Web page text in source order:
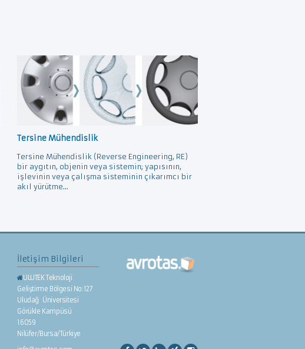
Tersine Mühendislik
Tersine Mühendislik (Reverse Engineering, RE)
bir aygıtın, objenin veya sistemin; yapısının,
işlevinin veya çalışma sisteminin çıkarımcı bir
akıl yürütme...
İletişim Bilgileri
ULUTEK Teknoloji
Geliştirme Bölgesi No:127
Uludağ Üniversitesi
Görükle Kampüsü
16059
Nilüfer/Bursa/Türkiye